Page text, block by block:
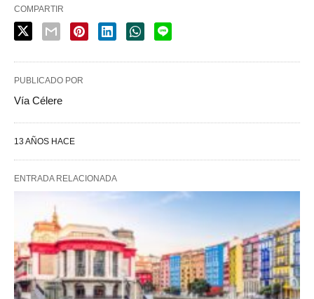
COMPARTIR
PUBLICADO POR
Vía Célere
13 AÑOS HACE
ENTRADA RELACIONADA